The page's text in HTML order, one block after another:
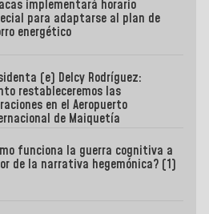
implementará horario
para adaptarse al plan de
energético
(e) Delcy Rodríguez:
restableceremos las
en el Aeropuerto
de Maiquetía
funciona la guerra cognitiva a
de la narrativa hegemónica? (1)